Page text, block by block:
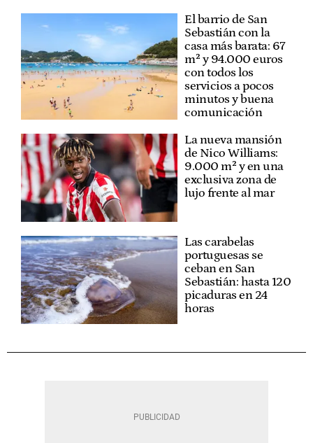
El barrio de San
Sebastián con la
casa más barata: 67
m² y 94.000 euros
con todos los
servicios a pocos
minutos y buena
comunicación
La nueva mansión
de Nico Williams:
9.000 m² y en una
exclusiva zona de
lujo frente al mar
Las carabelas
portuguesas se
ceban en San
Sebastián: hasta 120
picaduras en 24
horas